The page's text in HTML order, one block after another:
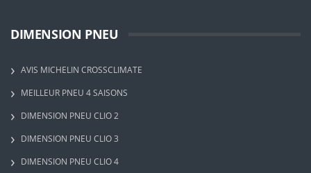
DIMENSION PNEU
AVIS MICHELIN CROSSCLIMATE
MEILLEUR PNEU 4 SAISONS
DIMENSION PNEU CLIO 2
DIMENSION PNEU CLIO 3
DIMENSION PNEU CLIO 4